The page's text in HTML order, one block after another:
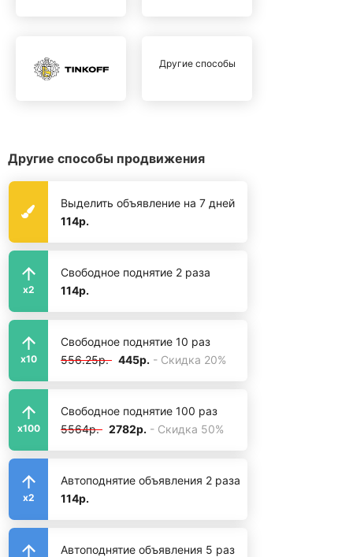
Другие способы
Другие способы продвижения
Выделить объявление на 7 дней
114р.
x2
Свободное поднятие 2 раза
114р.
x10
Свободное поднятие 10 раз
556.25р. 445р. - Скидка 20%
x100
Свободное поднятие 100 раз
5564р. 2782р. - Скидка 50%
x2
Автоподнятие объявления 2 раза
114р.
Автоподнятие объявления 5 раз